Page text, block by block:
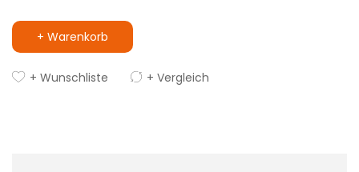
+ Warenkorb
+ Wunschliste + Vergleich